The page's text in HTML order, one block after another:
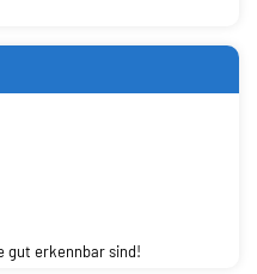
gut erkennbar sind!